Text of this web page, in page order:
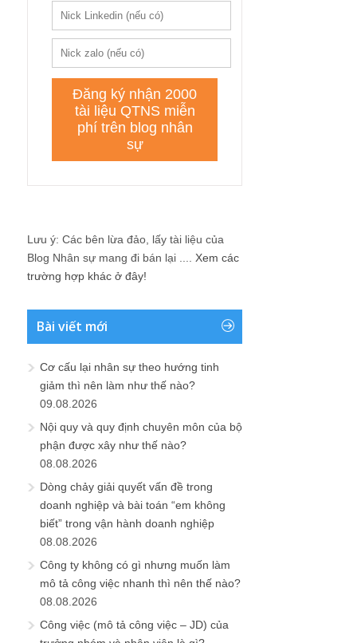
Lưu ý: Các bên lừa đảo, lấy tài liệu của
Blog Nhân sự mang đi bán lại .... Xem các
trường hợp khác ở đây!
Bài viết mới
Cơ cấu lại nhân sự theo hướng tinh
giảm thì nên làm như thế nào?
09.08.2026
Nội quy và quy định chuyên môn của bộ
phận được xây như thế nào?
08.08.2026
Dòng chảy giải quyết vấn đề trong
doanh nghiệp và bài toán “em không
biết” trong vận hành doanh nghiệp
08.08.2026
Công ty không có gì nhưng muốn làm
mô tả công việc nhanh thì nên thế nào?
08.08.2026
Công việc (mô tả công việc – JD) của